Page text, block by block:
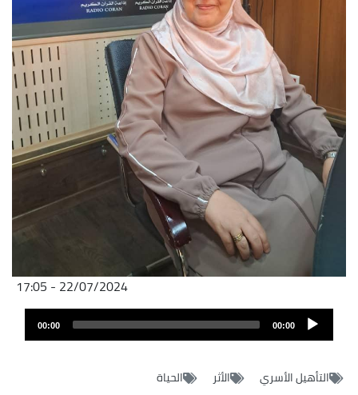
22/07/2024 - 17:05
00:00
00:00
التأهيل الأسري الأثر الحياة